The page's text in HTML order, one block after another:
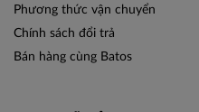
Phương thức vận chuyển
Chính sách đổi trả
Bán hàng cùng Batos